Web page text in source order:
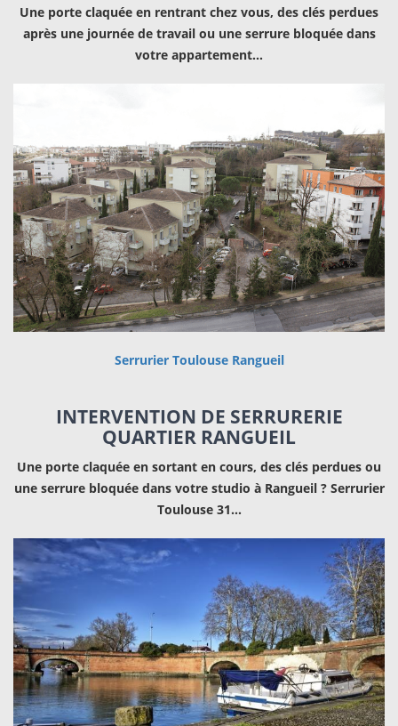
Une porte claquée en rentrant chez vous, des clés perdues
après une journée de travail ou une serrure bloquée dans
votre appartement…
Serrurier Toulouse Rangueil
INTERVENTION DE SERRURERIE
QUARTIER RANGUEIL
Une porte claquée en sortant en cours, des clés perdues ou
une serrure bloquée dans votre studio à Rangueil ? Serrurier
Toulouse 31…